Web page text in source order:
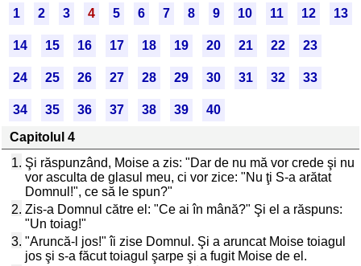
1 2 3 4 5 6 7 8 9 10 11 12 13
14 15 16 17 18 19 20 21 22 23
24 25 26 27 28 29 30 31 32 33
34 35 36 37 38 39
40
Capitolul 4
1. Şi răspunzând, Moise a zis: "Dar de nu mă vor crede şi nu
vor asculta de glasul meu, ci vor zice: "Nu ţi S-a arătat
Domnul!", ce să le spun?"
2. Zis-a Domnul către el: "Ce ai în mână?" Şi el a răspuns:
"Un toiag!"
3. "Aruncă-l jos!" îi zise Domnul. Şi a aruncat Moise toiagul
jos şi s-a făcut toiagul şarpe şi a fugit Moise de el.